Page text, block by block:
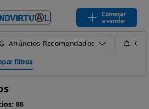
Começar
a vender
Anúncios Recomendados
filtros
86